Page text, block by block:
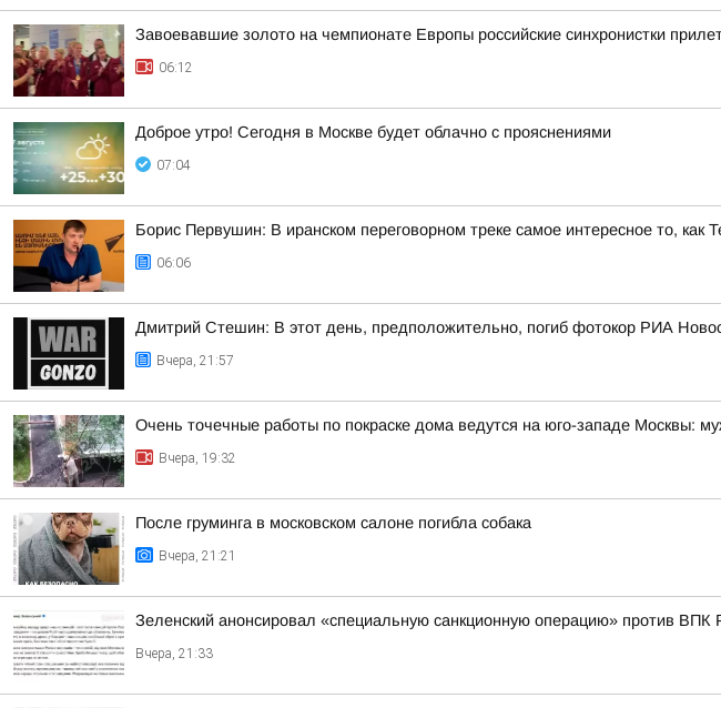
Завоевавшие золото на чемпионате Европы российские синхронистки
06:12
Доброе утро! Сегодня в Москве будет облачно с прояснениями
07:04
Борис Первушин: В иранском переговорном треке самое интересное то, как
06:06
Дмитрий Стешин: В этот день, предположительно, погиб фотокор РИА
Вчера, 21:57
Очень точечные работы по покраске дома ведутся на юго-западе Москвы:
Вчера, 19:32
После груминга в московском салоне погибла собака
Вчера, 21:21
Зеленский анонсировал «специальную санкционную операцию» против ВПК
Вчера, 21:33